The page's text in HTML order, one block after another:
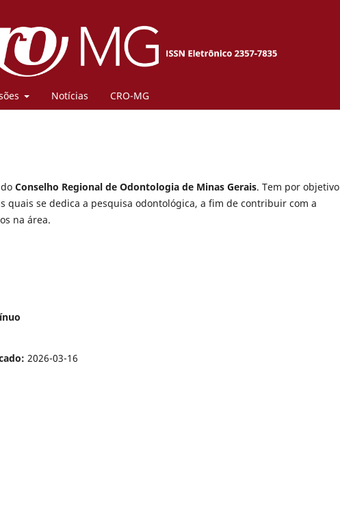
Notícias CRO-MG
Conselho Regional de Odontologia de Minas Gerais. Tem por objetivo
quais se dedica a pesquisa odontológica, a fim de contribuir com a
na área.
2026-03-16